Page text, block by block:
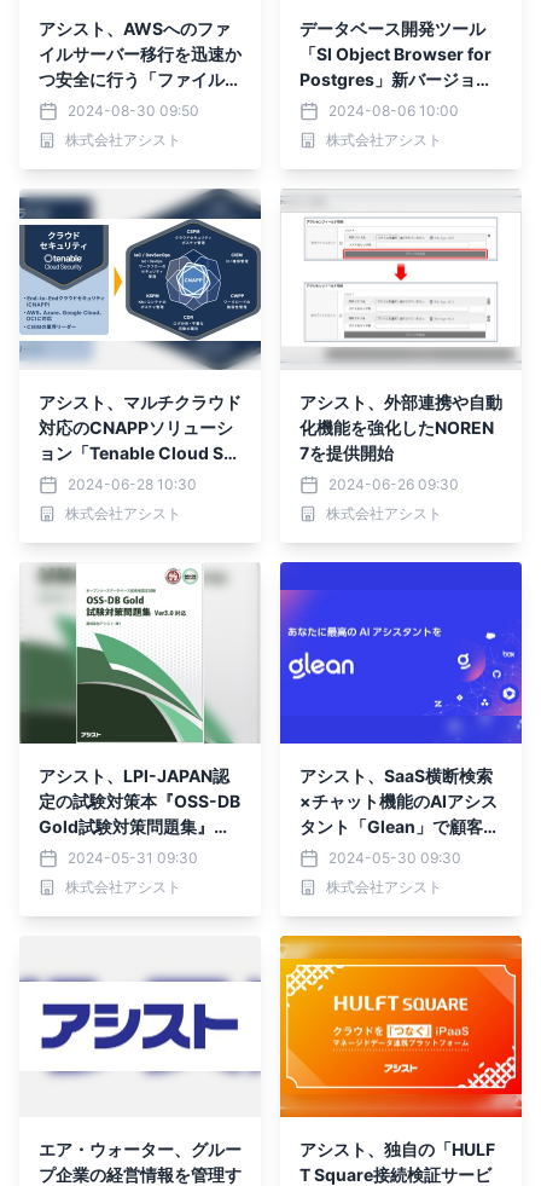
アシスト、AWSへのファ
イルサーバー移行を迅速か
つ安全に行う「ファイルサ
ーバー移行支援サービス」
提供開始
2024-08-30 09:50
株式会社アシスト
データベース開発ツール
「SI Object Browser for
Postgres」新バージョン
をリリース
2024-08-06 10:00
株式会社アシスト
アシスト、マルチクラウド
対応のCNAPPソリューシ
ョン「Tenable Cloud Se
curity」を販売開始
2024-06-28 10:30
株式会社アシスト
アシスト、外部連携や自動
化機能を強化したNOREN
7を提供開始
2024-06-26 09:30
株式会社アシスト
アシスト、LPI-JAPAN認
定の試験対策本『OSS-DB
Gold試験対策問題集』の
販売を開始
2024-05-31 09:30
株式会社アシスト
アシスト、SaaS横断検索
×チャット機能のAIアシス
タント「Glean」で顧客サ
ポート業務の高度化を実現
2024-05-30 09:30
株式会社アシスト
エア・ウォーター、グルー
プ企業の経営情報を管理す
アシスト、独自の「HULF
T Square接続検証サービ